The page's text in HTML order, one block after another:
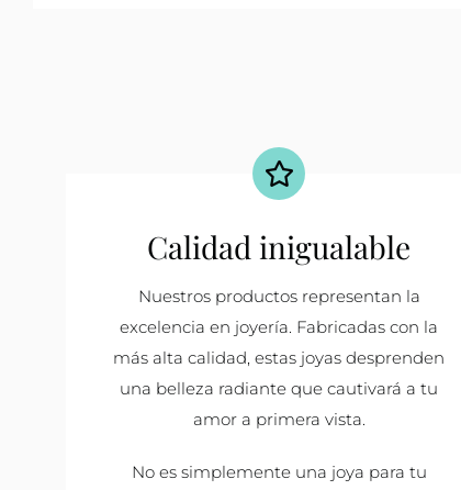
Calidad inigualable
Nuestros productos representan la
excelencia en joyería. Fabricadas con la
más alta calidad, estas joyas desprenden
una belleza radiante que cautivará a tu
amor a primera vista.
No es simplemente una joya para tu